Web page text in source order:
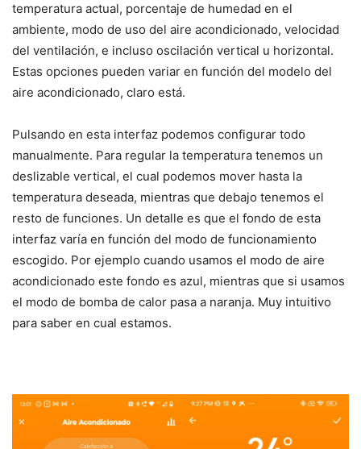
temperatura actual, porcentaje de humedad en el
ambiente, modo de uso del aire acondicionado, velocidad
del ventilación, e incluso oscilación vertical u horizontal.
Estas opciones pueden variar en función del modelo del
aire acondicionado, claro está.
Pulsando en esta interfaz podemos configurar todo
manualmente. Para regular la temperatura tenemos un
deslizable vertical, el cual podemos mover hasta la
temperatura deseada, mientras que debajo tenemos el
resto de funciones. Un detalle es que el fondo de esta
interfaz varía en función del modo de funcionamiento
escogido. Por ejemplo cuando usamos el modo de aire
acondicionado este fondo es azul, mientras que si usamos
el modo de bomba de calor pasa a naranja. Muy intuitivo
para saber en cual estamos.